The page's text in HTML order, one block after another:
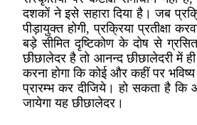
दशकों ने इसे सहारा दिया है। जब
पीड़ायुक्त होगी, प्रक्रिया प्रतीक्षा
बड़े सीमित दृष्टिकोण के दोष से
छीछालेदर है तो आनन्द छीछालेदरी में
करना होगा कि कोई और कहीं पर
प्रारम्भ कर दीजिये। हो सकता है
जायेगा यह छीछालेदर।